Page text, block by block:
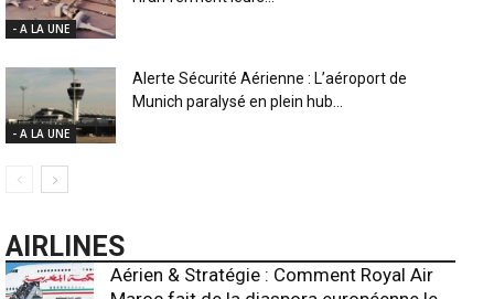
- A LA UNE
- A LA UNE
Alerte Sécurité Aérienne : L’aéroport de
Munich paralysé en plein hub...
AIRLINES
Aérien & Stratégie : Comment Royal Air